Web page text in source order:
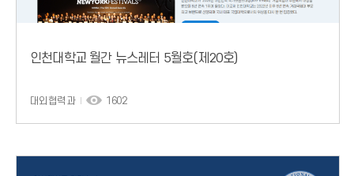
인천대학교 월간 뉴스레터 5월호(제20호)
대외협력과 1602